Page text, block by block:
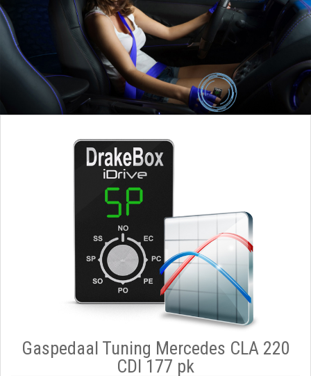
Gaspedaal Tuning Mercedes CLA 220
CDI 177 pk